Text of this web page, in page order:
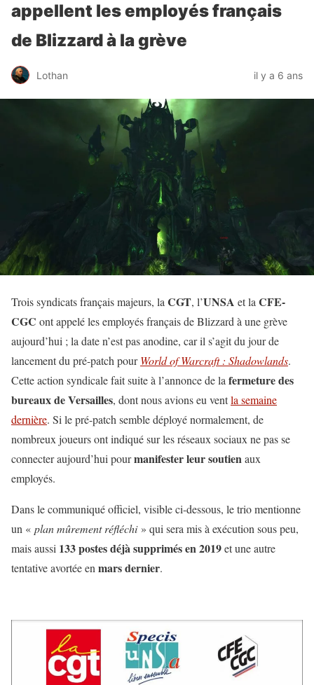
appellent les employés français
de Blizzard à la grève
Lothan il y a 6 ans
Trois syndicats français majeurs, la CGT, l’UNSA et la CFE-
CGC ont appelé les employés français de Blizzard à une grève
aujourd’hui ; la date n’est pas anodine, car il s’agit du jour de
lancement du pré-patch pourWorld of Warcraft : Shadowlands.
Cette action syndicale fait suite à l’annonce de la fermeture des
bureaux de Versailles, dont nous avions eu ventla semaine
dernière. Si le pré-patch semble déployé normalement, de
nombreux joueurs ont indiqué sur les réseaux sociaux ne pas se
connecter aujourd’hui pourmanifester leur soutienaux
employés.
Dans le communiqué officiel, visible ci-dessous, le trio mentionne
un « plan mûrement réfléchi» qui sera mis à exécution sous peu,
mais aussi 133 postes déjà supprimés en 2019et une autre
tentative avortée en mars dernier.